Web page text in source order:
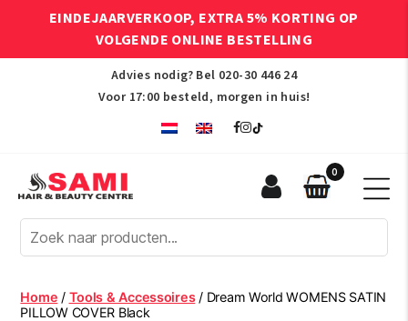
EINDEJAARVERKOOP, EXTRA 5% KORTING OP
VOLGENDE ONLINE BESTELLING
Advies nodig? Bel 020-30 446 24
Voor 17:00 besteld, morgen in huis!
Afro
Hair
Beauty
Centre
0
Home / Tools & Accessoires/ Dream World WOMENS SATIN
PILLOW COVER Black